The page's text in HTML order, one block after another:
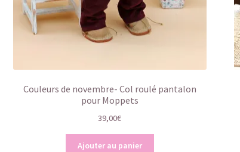
Couleurs de novembre- Col roulé pantalon
pour Moppets
39,00€
Ajouter au panier